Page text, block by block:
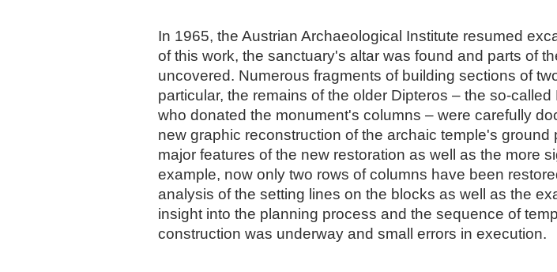
In 1965, the Austrian Archaeological Institute resumed
of this work, the sanctuary's altar was found and parts of
uncovered. Numerous fragments of building sections of
particular, the remains of the older Dipteros – the so-
who donated the monument's columns – were carefully
new graphic reconstruction of the archaic temple's
major features of the new restoration as well as the more
example, now only two rows of columns have been
analysis of the setting lines on the blocks as well as the
insight into the planning process and the sequence of
construction was underway and small errors in execution.